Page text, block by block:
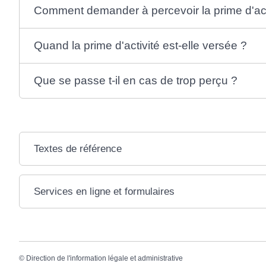
Comment demander à percevoir la prime
Quand la prime d'activité est-elle versée ?
Que se passe t-il en cas de trop perçu ?
Textes de référence
Services en ligne et formulaires
© Direction de l'information légale et administrative